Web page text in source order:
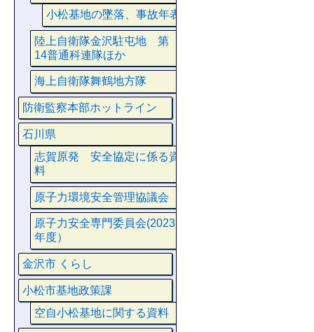
小松基地の墜落、事故年表
陸上自衛隊金沢駐屯地 第
14普通科連隊ほか
海上自衛隊舞鶴地方隊
防衛監察本部ホットライン
石川県
志賀原発 安全協定に係る資
料
原子力環境安全管理協議会
原子力安全専門委員会(2023
年度）
金沢市 くらし
小松市基地政策課
空自小松基地に関する資料